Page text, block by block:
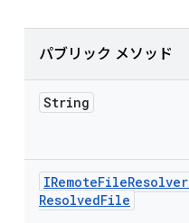
パブリック メソッド
String
IRemoteFileResolver
ResolvedFile